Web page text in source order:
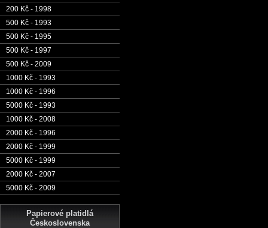
200 Kč - 1998
500 Kč - 1993
500 Kč - 1995
500 Kč - 1997
500 Kč - 2009
1000 Kč - 1993
1000 Kč - 1996
5000 Kč - 1993
1000 Kč - 2008
2000 Kč - 1996
2000 Kč - 1999
5000 Kč - 1999
2000 Kč - 2007
5000 Kč - 2009
Papierové platidlá
Československa